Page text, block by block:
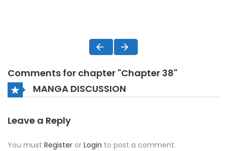
Comments for chapter "Chapter 38"
MANGA DISCUSSION
Leave a Reply
You must Register or Login to post a comment.